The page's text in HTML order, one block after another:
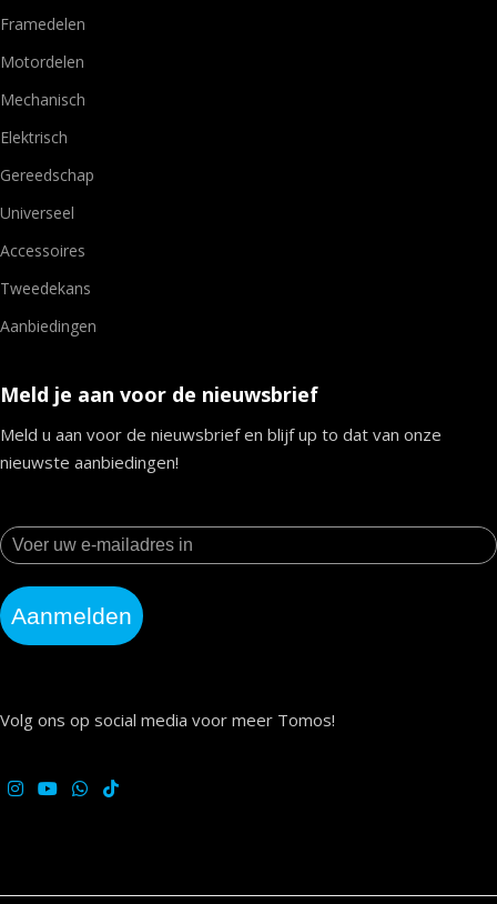
Framedelen
Motordelen
Mechanisch
Elektrisch
Gereedschap
Universeel
Accessoires
Tweedekans
Aanbiedingen
Meld je aan voor de nieuwsbrief
Meld u aan voor de nieuwsbrief en blijf up to dat van onze
nieuwste aanbiedingen!
Aanmelden
Volg ons op social media voor meer Tomos!